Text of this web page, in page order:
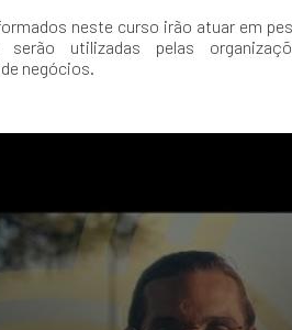
neste curso irão atuar em
serão utilizadas pelas
negócios.